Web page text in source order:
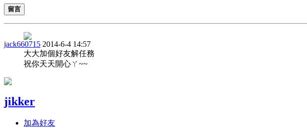
留言
jack660715 2014-6-4 14:57
大大加個好友解任務
祝你天天開心ㄚ~~
jikker
加為好友